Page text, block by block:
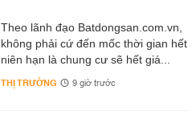
Theo lãnh đạo Batdongsan.com.vn,
không phải cứ đến mốc thời gian hết
niên hạn là chung cư sẽ hết giá...
THỊ TRƯỜNG 9 giờ trước